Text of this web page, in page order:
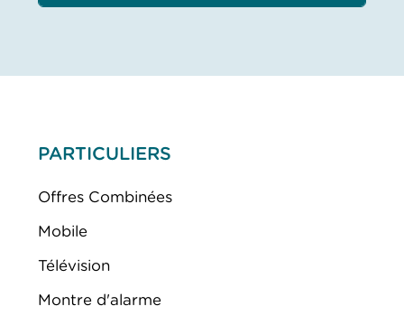
PARTICULIERS
Offres Combinées
Mobile
Télévision
Montre d'alarme